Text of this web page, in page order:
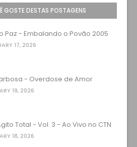
GOSTE DESTAS POSTAGENS
Paz - Embalando o Povão 2005
17, 2026
- Overdose de Amor
19, 2026
Total - Vol. 3 - Ao Vivo no CTN
18, 2026